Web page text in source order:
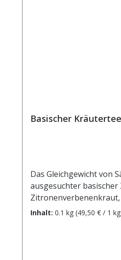
Basischer Kräutertee
Das Gleichgewicht von
ausgesuchter basischer Zutaten
Zitronenverbenenkraut, Brennnesselblätter, grüner Tee China
ca. 15g Tee mit 1 l.
Inhalt: 0.1 kg (49,50 € / 1